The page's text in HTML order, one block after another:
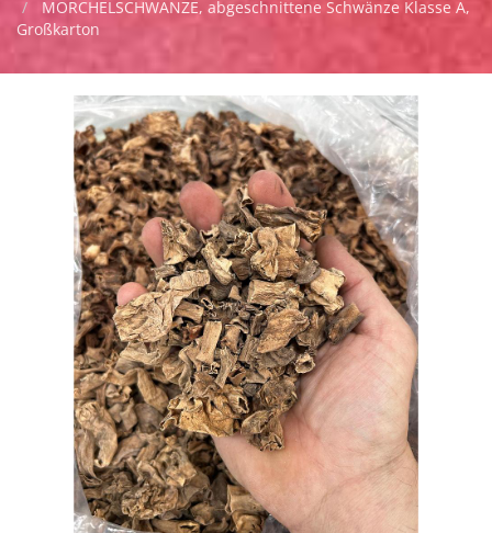
MORCHELSCHWÄNZE, abgeschnittene Schwänze Klasse A,
Großkarton